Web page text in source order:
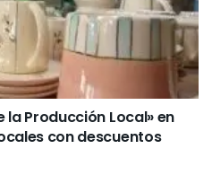
la Producción Local» en
con descuentos